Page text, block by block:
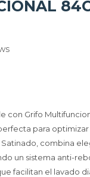
con Grifo
para optimizar
combina
un sistema anti-
facilitan el lavado